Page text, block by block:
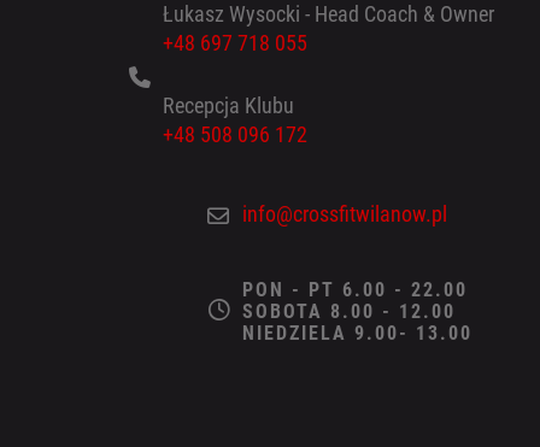
Łukasz Wysocki - Head Coach & Owner
+48 697 718 055
Recepcja Klubu
+48 508 096 172
info@crossfitwilanow.pl
PON - PT 6.00 - 22.00
SOBOTA 8.00 - 12.00
NIEDZIELA 9.00- 13.00